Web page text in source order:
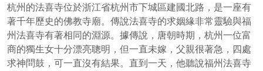
杭州的法喜寺位於浙江省杭州市下城區建國北路，是一座有
著千年歷史的佛教寺廟。傳說法喜寺的求姻緣非常靈驗與福
州法喜寺有著相同的淵源。據傳說，唐朝時期，杭州一位富
商的獨生女十分漂亮聰明，但一直未嫁，父親很著急，四處
求神問鼓，可一直沒有結果。直到一天，他聽說福州法喜寺